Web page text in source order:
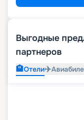
Выгодные
партнеров
🏨Отели✈️